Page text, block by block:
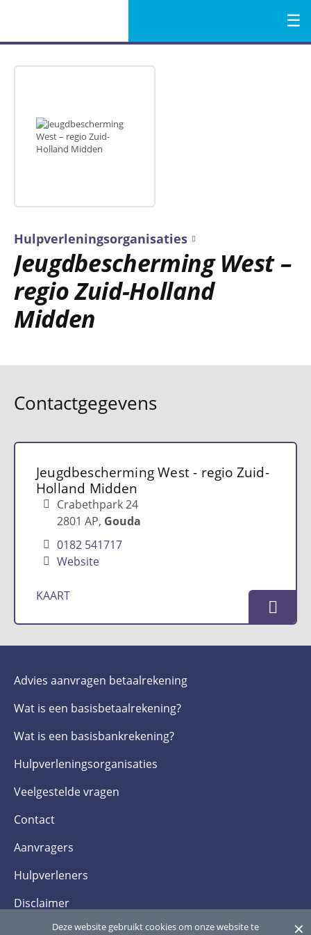
Menu
Hulpverleningsorganisaties
Jeugdbescherming West –
regio Zuid-Holland
Midden
Contactgegevens
Jeugdbescherming West - regio Zuid-
Holland Midden
Crabethpark 24
2801 AP Gouda
0182 541717
Website
KAART
Advies aanvragen betaalrekening
Wat is een basis­betaalrekening?
Wat is een basis­bankrekening?
Hulpverlenings­organisaties
Veelgestelde­ vragen
Contact
Aanvragers
Hulpverleners
Disclaimer
Privacy- en cookieverklaring
Deze website gebruikt cookies om onze website te ×